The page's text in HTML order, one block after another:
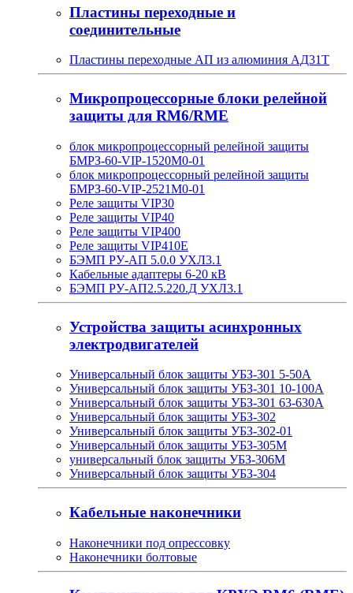
Пластины переходные и
соединительные
Пластины переходные АП из алюминия АД31Т
Микропроцессорные блоки релейной
защиты для RM6/RME
блок микропроцессорный релейной защиты
БМРЗ-60-VIP-1520М0-01
блок микропроцессорный релейной защиты
БМРЗ-60-VIP-2521М0-01
Реле защиты VIP30
Реле защиты VIP40
Реле защиты VIP400
Реле защиты VIP410E
БЭМП РУ-АП 5.0.0 УХЛ3.1
Кабельные адаптеры 6-20 кВ
БЭМП РУ-АП2.5.220.Д УХЛ3.1
Устройства защиты асинхронных
электродвигателей
Универсальный блок защиты УБЗ-301 5-50А
Универсальный блок защиты УБЗ-301 10-100А
Универсальный блок защиты УБЗ-301 63-630А
Универсальный блок защиты УБЗ-302
Универсальный блок защиты УБЗ-302-01
Универсальный блок защиты УБЗ-305М
универсальный блок защиты УБЗ-306М
Универсальный блок защиты УБЗ-304
Кабельные наконечники
Наконечники под опрессовку
Наконечники болтовые